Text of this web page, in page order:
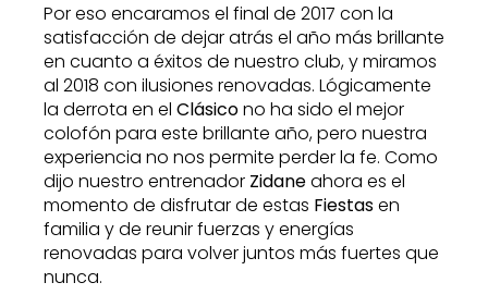
Por eso encaramos el final de 2017 con la
satisfacción de dejar atrás el año más brillante
en cuanto a éxitos de nuestro club, y miramos
al 2018 con ilusiones renovadas. Lógicamente
la derrota en el Clásicono ha sido el mejor
colofón para este brillante año, pero nuestra
experiencia no nos permite perder la fe. Como
dijo nuestro entrenador Zidaneahora es el
momento de disfrutar de estas Fiestasen
familia y de reunir fuerzas y energías
renovadas para volver juntos más fuertes que
nunca.